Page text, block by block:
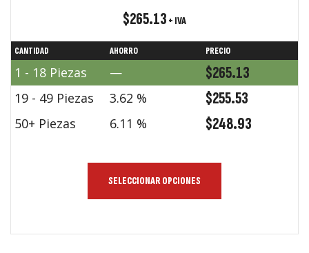
$265.13 + IVA
CANTIDAD AHORRO PRECIO
1 - 18 Piezas — $265.13
19 - 49 Piezas 3.62 % $255.53
50+ Piezas 6.11 % $248.93
SELECCIONAR OPCIONES